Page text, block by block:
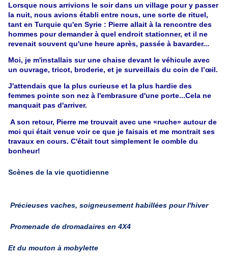
Lorsque nous arrivions le soir dans un village pour y passer
la nuit, nous avions établi entre nous, une sorte de rituel,
tant en Turquie qu'en Syrie : Pierre allait à la rencontre des
hommes pour demander à quel endroit stationner, et il ne
revenait souvent qu'une heure après, passée à bavarder...
Moi, je m'installais sur une chaise devant le véhicule avec
un ouvrage, tricot, broderie, et je surveillais du coin de l’œil.
J'attendais que la plus curieuse et la plus hardie des
femmes pointe son nez à l'embrasure d'une porte...Cela ne
manquait pas d'arriver.
A son retour, Pierre me trouvait avec une «ruche» autour de
moi qui était venue voir ce que je faisais et me montrait ses
travaux en cours. C'était tout simplement le comble du
bonheur!
Scènes de la vie quotidienne
Précieuses vaches, soigneusement habillées pour l'hiver
Promenade de dromadaires en 4X4
Et du mouton à mobylette